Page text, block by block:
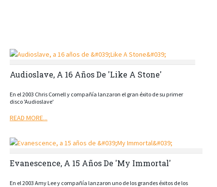
Audioslave, A 16 Años De 'Like A Stone'
En el 2003 Chris Cornell y compañía lanzaron el gran éxito de su primer
disco 'Audioslave'
READ MORE...
Evanescence, A 15 Años De 'My Immortal'
En el 2003 Amy Lee y compañía lanzaron uno de los grandes éxitos de los